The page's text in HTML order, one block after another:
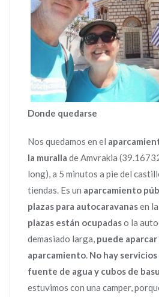
Donde quedarse
Nos quedamos en el
la muralla de Amvrakia
long), a 5 minutos a pie del
tiendas. Es un aparcamiento
plazas para autocaravanasen
plazas están ocupadaso la
demasiado larga, puede
aparcamiento. No hay
fuente de agua y cubos de
estuvimos con una camper,